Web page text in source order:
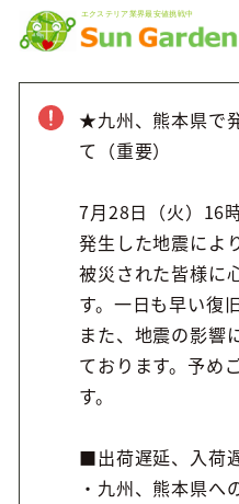
★九州、熊本県で
て（重要）
7月28日（火）16
発生した地震により
被災された皆様に
す。一日も早い復
また、地震の影響
ております。予め
す。
■出荷遅延、入荷
・九州、熊本県へ